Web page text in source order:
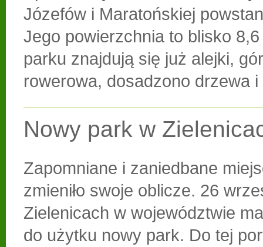
Józefów i Maratońskiej
Jego powierzchnia to blisko
parku znajdują się już alejki,
rowerowa, dosadzono drzewa
Nowy park w
Zapomniane i zaniedbane
zmieniło swoje oblicze. 26
Zielenicach w województwie
do użytku nowy park. Do tej